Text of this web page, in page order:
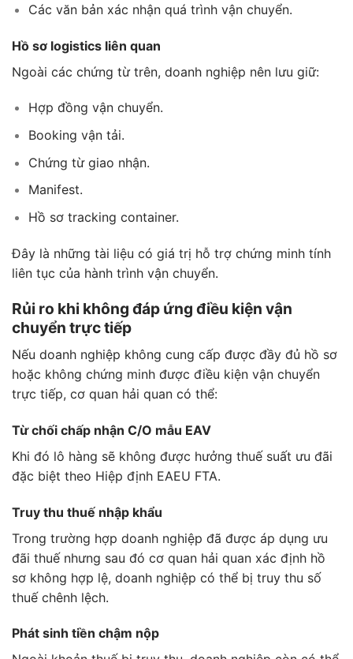
Các văn bản xác nhận quá trình vận chuyển.
Hồ sơ logistics liên quan
Ngoài các chứng từ trên, doanh nghiệp nên lưu giữ:
Hợp đồng vận chuyển.
Booking vận tải.
Chứng từ giao nhận.
Manifest.
Hồ sơ tracking container.
Đây là những tài liệu có giá trị hỗ trợ chứng minh tính
liên tục của hành trình vận chuyển.
Rủi ro khi không đáp ứng điều kiện vận
chuyển trực tiếp
Nếu doanh nghiệp không cung cấp được đầy đủ hồ sơ
hoặc không chứng minh được điều kiện vận chuyển
trực tiếp, cơ quan hải quan có thể:
Từ chối chấp nhận C/O mẫu EAV
Khi đó lô hàng sẽ không được hưởng thuế suất ưu đãi
đặc biệt theo Hiệp định EAEU FTA.
Truy thu thuế nhập khẩu
Trong trường hợp doanh nghiệp đã được áp dụng ưu
đãi thuế nhưng sau đó cơ quan hải quan xác định hồ
sơ không hợp lệ, doanh nghiệp có thể bị truy thu số
thuế chênh lệch.
Phát sinh tiền chậm nộp